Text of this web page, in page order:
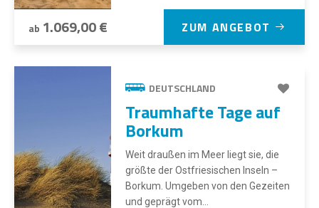
ab 1.069,00 € ZUM ANGEBOT
DEUTSCHLAND
Traumhafte Tage auf
Borkum
Weit draußen im Meer liegt sie, die
größte der Ostfriesischen Inseln –
Borkum. Umgeben von den Gezeiten
und geprägt vom...